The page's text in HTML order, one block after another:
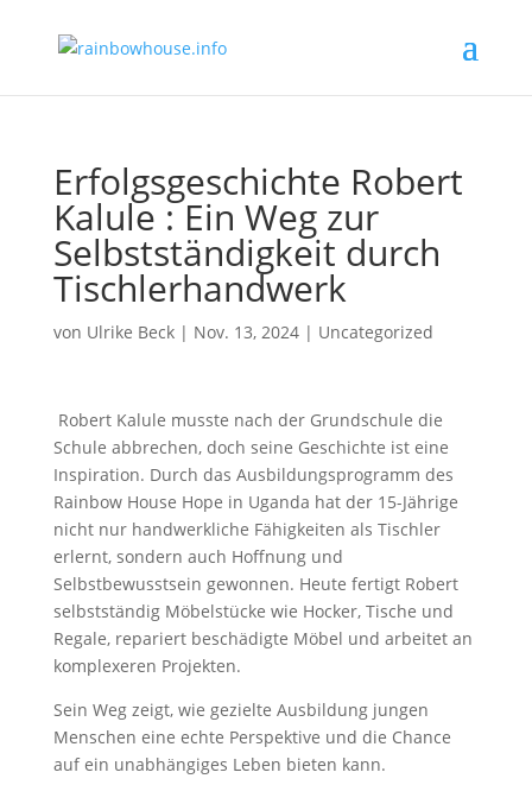
Erfolgsgeschichte Robert
Kalule : Ein Weg zur
Selbstständigkeit durch
Tischlerhandwerk
von Ulrike Beck| Nov. 13, 2024| Uncategorized
Robert Kalule musste nach der Grundschule die
Schule abbrechen, doch seine Geschichte ist eine
Inspiration. Durch das Ausbildungsprogramm des
Rainbow House Hope in Uganda hat der 15-Jährige
nicht nur handwerkliche Fähigkeiten als Tischler
erlernt, sondern auch Hoffnung und
Selbstbewusstsein gewonnen. Heute fertigt Robert
selbstständig Möbelstücke wie Hocker, Tische und
Regale, repariert beschädigte Möbel und arbeitet an
komplexeren Projekten.
Sein Weg zeigt, wie gezielte Ausbildung jungen
Menschen eine echte Perspektive und die Chance
auf ein unabhängiges Leben bieten kann.